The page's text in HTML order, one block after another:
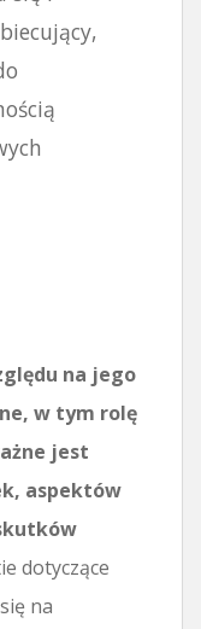
na jego
w tym rolę
jest
aspektów
dotyczące
na